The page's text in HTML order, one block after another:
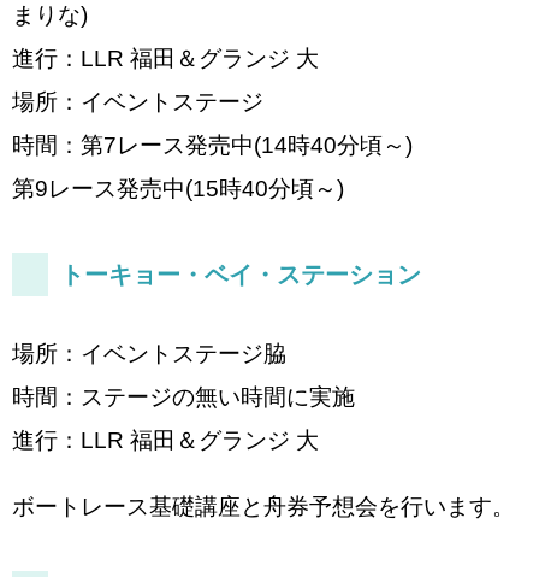
まりな)
進行：LLR 福田＆グランジ 大
場所：イベントステージ
時間：第7レース発売中(14時40分頃～)
第9レース発売中(15時40分頃～)
トーキョー・ベイ・ステーション
場所：イベントステージ脇
時間：ステージの無い時間に実施
進行：LLR 福田＆グランジ 大
ボートレース基礎講座と舟券予想会を行います。